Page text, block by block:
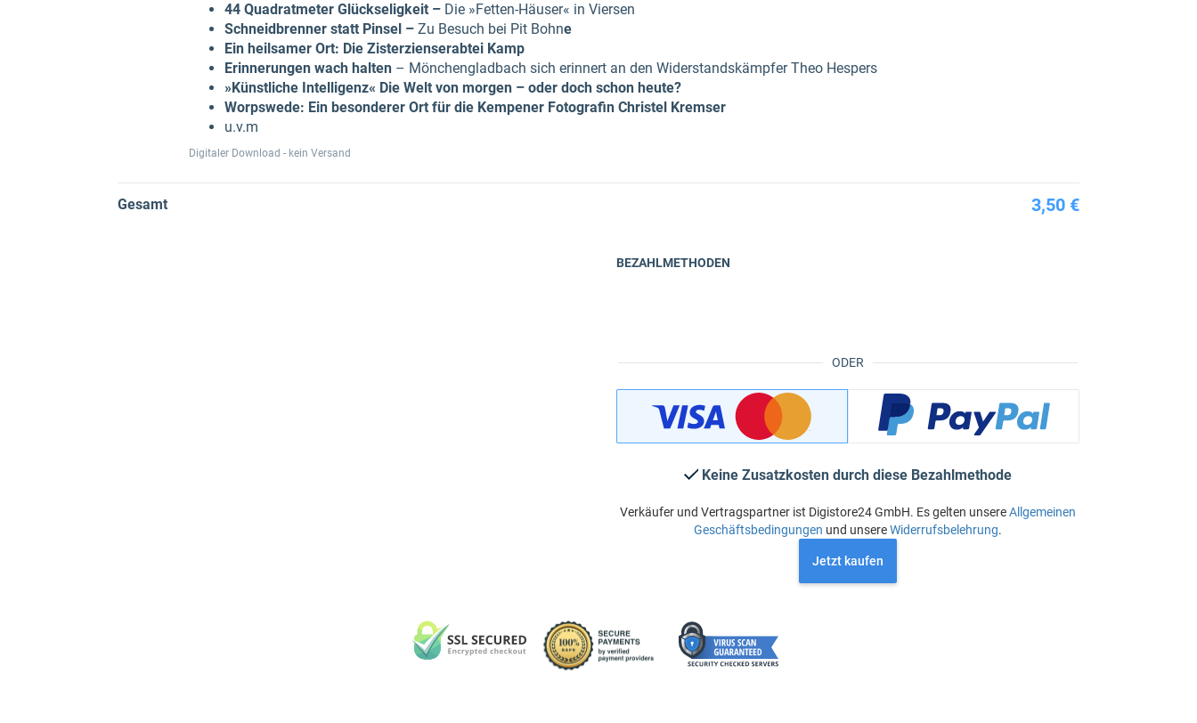
44 Quadratmeter Glückseligkeit – Die »Fetten-Häuser« in Viersen
Schneidbrenner statt Pinsel – Zu Besuch bei Pit Bohne
Ein heilsamer Ort: Die Zisterzienserabtei Kamp
Erinnerungen wach halten – Mönchengladbach sich erinnert an den Widerstandskämpfer Theo Hespers
»Künstliche Intelligenz« Die Welt von morgen – oder doch schon heute?
Worpswede: Ein besonderer Ort für die Kempener Fotografin Christel Kremser
u.v.m
Digitaler Download - kein Versand
Gesamt 3,50 €
ODER
BEZAHLMETHODEN
Keine Zusatzkosten durch diese Bezahlmethode
Verkäufer und Vertragspartner ist Digistore24 GmbH. Es gelten unsereAllgemeinen
Geschäftsbedingungen und unsereWiderrufsbelehrung.
Jetzt kaufen